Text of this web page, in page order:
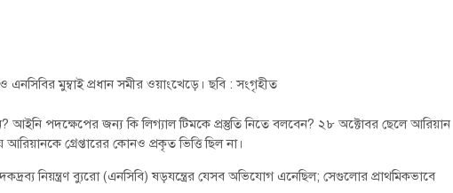
মুম্বাই প্রধান সমীর ওয়াংখেড়ে। ছবি : সংগৃহীত
আইনি পদক্ষেপের জন্য কি লিগ্যাল টিমকে প্রস্তুতি নিতে বলবেন? ২৮ অক্টোবর ছেলে আরিয়ান
গ্রেপ্তারের কোনও প্রকৃত ভিত্তি ছিল না।
নিয়ন্ত্রণ ব্যুরো (এনসিবি) ষড়যন্ত্রের যেসব অভিযোগ এনেছিল; সেগুলোর প্রাথমিকভাবে